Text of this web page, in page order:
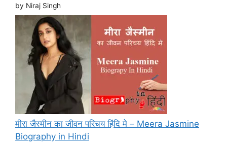
by Niraj Singh
मीरा जैस्मीन का जीवन परिचय हिंदि मे – Meera Jasmine
Biography in Hindi